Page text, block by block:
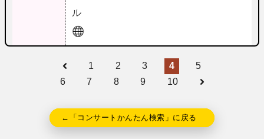
ル
1 2 3 4
5
6
7 8 9 10
←「コンサートかんたん検索」に戻る